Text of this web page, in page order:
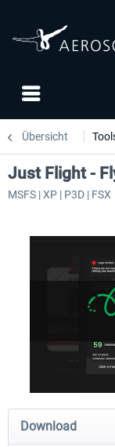
Übersicht
Ultimate
Just Flight -
MSFS | XP | P3D | FSX
Download